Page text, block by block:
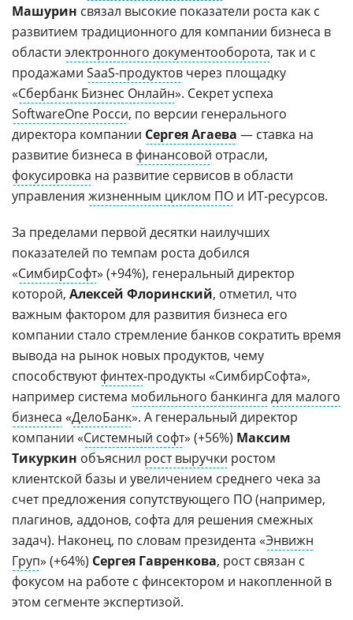
Машурин связал высокие показатели роста как с
развитием традиционного для компании бизнеса в
области электронного документооборота, так и с
продажами SaaS-продуктов через площадку
«Сбербанк Бизнес Онлайн». Секрет успеха
SoftwareOne Росси, по версии генерального
директора компании Сергея Агаева — ставка на
развитие бизнеса в финансовой отрасли,
фокусировка на развитие сервисов в области
управления жизненным циклом ПО и ИТ-ресурсов.
За пределами первой десятки наилучших
показателей по темпам роста добился
«СимбирСофт» (+94%), генеральный директор
которой, Алексей Флоринский, отметил, что
важным фактором для развития бизнеса его
компании стало стремление банков сократить время
вывода на рынок новых продуктов, чему
способствуютфинтех-продукты «СимбирСофта»,
например система мобильного банкинга для малого
бизнеса «ДелоБанк». А генеральный директор
компании «Системный софт» (+56%) Максим
Тикуркин объяснил рост выручки ростом
клиентской базы и увеличением среднего чека за
счет предложения сопутствующего ПО (например,
плагинов, аддонов, софта для решения смежных
задач). Наконец, по словам президента «Энвижн
Груп» (+64%) Сергея Гавренкова, рост связан с
фокусом на работе с финсектором и накопленной в
этом сегменте экспертизой.